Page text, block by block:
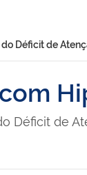
Déficit de
Déficit de